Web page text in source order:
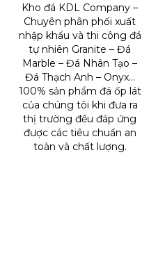
Kho đá KDL Company –
Chuyên phân phối xuất
nhập khẩu và thi công đá
tự nhiên Granite – Đá
Marble – Đá Nhân Tạo –
Đá Thạch Anh – Onyx…
100% sản phẩm đá ốp lát
của chúng tôi khi đưa ra
thị trường đều đáp ứng
được các tiêu chuẩn an
toàn và chất lượng.